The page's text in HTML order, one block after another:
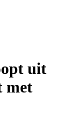
uit
met